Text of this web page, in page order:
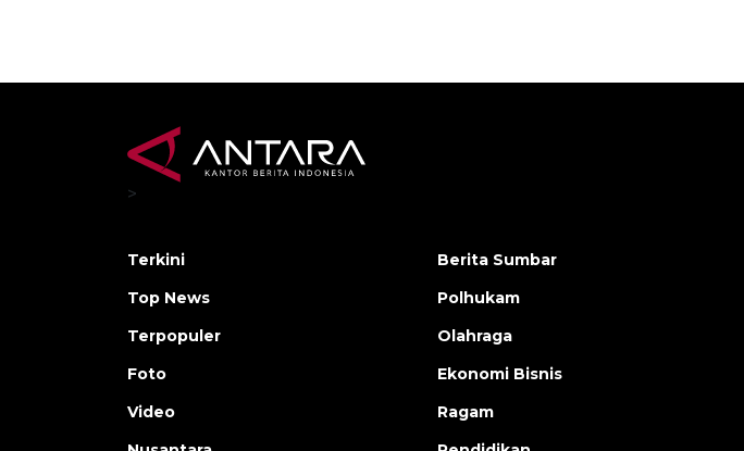
>
Terkini
Top News
Terpopuler
Foto
Video
Berita Sumbar
Polhukam
Olahraga
Ekonomi Bisnis
Ragam